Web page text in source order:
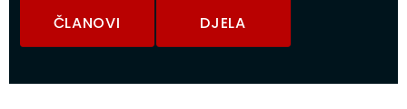
ČLANOVI DJELA